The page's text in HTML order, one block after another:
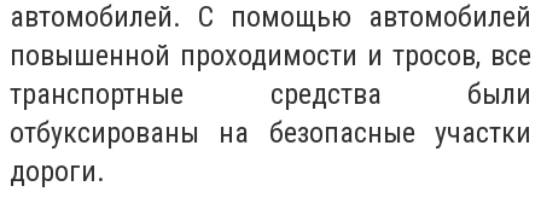
автомобилей. С помощью автомобилей
повышенной проходимости и тросов, все
транспортные средства были
отбуксированы на безопасные участки
дороги.